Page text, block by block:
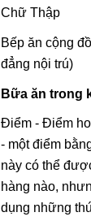
Chữ Thập
Bếp ăn cộng
đẳng nội trú)
Bữa ăn trong
Điểm - Điểm
- một điểm
này có thể
hàng nào,
dụng những